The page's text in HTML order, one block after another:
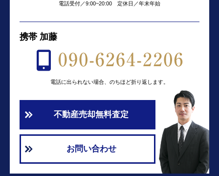
電話受付／9:00~20:00 定休日／年末年始
携帯 加藤
電話に出られない場合、のちほど折り返します。
不動産売却無料査定
お問い合わせ